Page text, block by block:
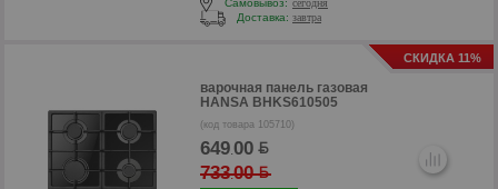
Самовывоз: сегодня
Доставка: завтра
СКИДКА 11%
варочная панель газовая
HANSA BHKS610505
(код товара 105710)
649.00
733.00